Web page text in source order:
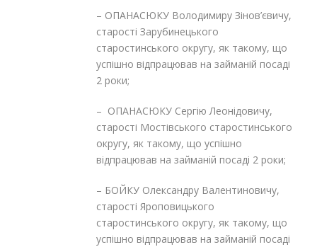
– ОПАНАСЮКУ Володимиру Зінов’євичу,
старості Зарубинецького
старостинського округу, як такому, що
успішно відпрацював на займаній посаді
2 роки;
– ОПАНАСЮКУ Сергію Леонідовичу,
старості Мостівського старостинського
округу, як такому, що успішно
відпрацював на займаній посаді 2 роки;
– БОЙКУ Олександру Валентиновичу,
старості Яроповицького
старостинського округу, як такому, що
успішно відпрацював на займаній посаді